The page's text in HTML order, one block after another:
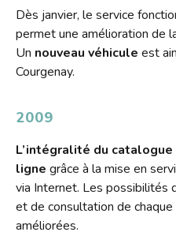
Dès janvier, le service
permet une amélioration de
Un nouveau véhicule est
Courgenay.
2009
L’intégralité du
ligne grâce à la mise en
via Internet. Les possibilités
et de consultation de
améliorées.